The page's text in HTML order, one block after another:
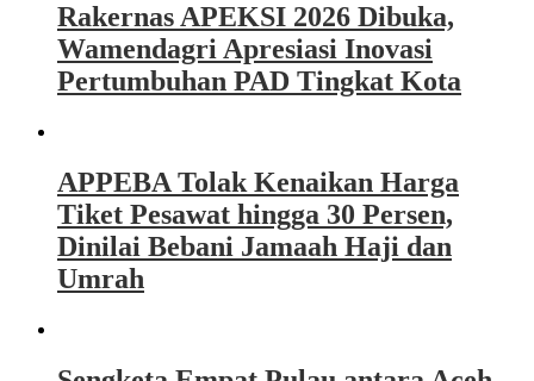
Rakernas APEKSI 2026 Dibuka,
Wamendagri Apresiasi Inovasi
Pertumbuhan PAD Tingkat Kota
APPEBA Tolak Kenaikan Harga
Tiket Pesawat hingga 30 Persen,
Dinilai Bebani Jamaah Haji dan
Umrah